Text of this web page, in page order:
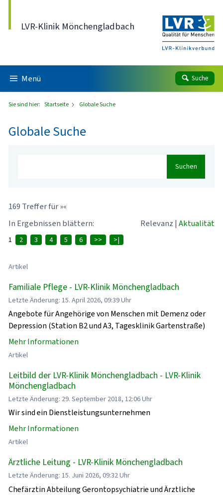
LVR-Klinik Mönchengladbach
Menü Suche
Sie sind hier: Startseite Globale Suche
Globale Suche
Suchen
169 Treffer für »«
In Ergebnissen blättern:
Relevanz | Aktualität
1 2 3 4 5 6 >> >|
Artikel
Familiale Pflege - LVR-Klinik Mönchengladbach
Letzte Änderung: 15. April 2026, 09:39 Uhr
Angebote für Angehörige von Menschen mit Demenz oder
Depression (Station B2 und A3, Tagesklinik Gartenstraße)
Mehr Informationen
Artikel
Leitbild der LVR-Klinik Mönchengladbach - LVR-Klinik
Mönchengladbach
Letzte Änderung: 29. September 2018, 12:06 Uhr
Wir sind ein Dienstleistungsunternehmen
Mehr Informationen
Artikel
Ärztliche Leitung - LVR-Klinik Mönchengladbach
Letzte Änderung: 15. Juni 2026, 09:32 Uhr
Chefärztin Abteilung Gerontopsychiatrie und Ärztliche